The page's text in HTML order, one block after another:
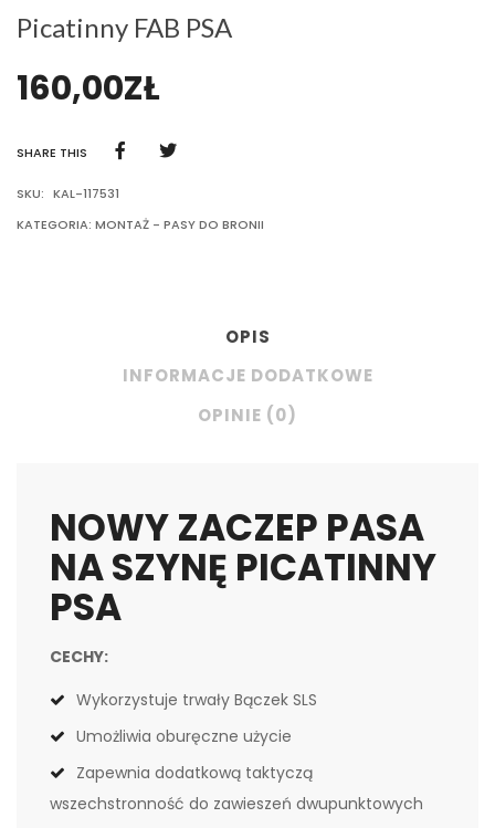
Picatinny FAB PSA
160,00ZŁ
SHARE THIS
SKU: KAL-117531
KATEGORIA: MONTAŻ - PASY DO BRONII
OPIS
INFORMACJE DODATKOWE
OPINIE (0)
NOWY ZACZEP PASA
NA SZYNĘ PICATINNY
PSA
CECHY:
Wykorzystuje trwały Bączek SLS
Umożliwia oburęczne użycie
Zapewnia dodatkową taktyczą
wszechstronność do zawieszeń dwupunktowych